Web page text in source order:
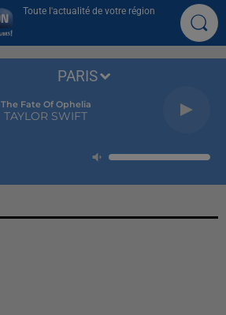
Toute l'actualité de votre région
The Fate Of Ophelia
TAYLOR SWIFT
PARIS